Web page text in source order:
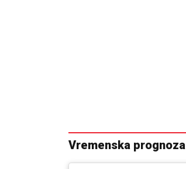
Vremenska prognoza